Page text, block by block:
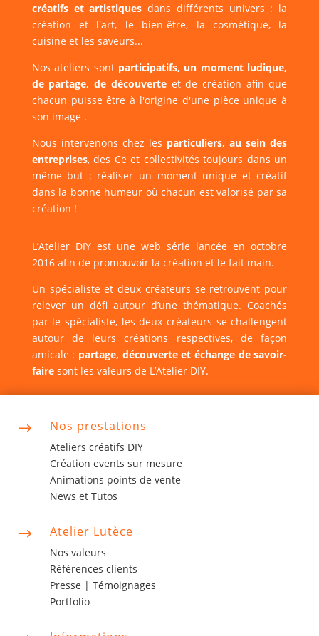
créatifs et artistiques dans différents univers : la
création et l'art, le bien-être, la cosmétique, la
cuisine et les saveurs...
Nos ateliers sont participatifs, un moment ludique,
de partage, de découverteet de création afin que
chacun puisse être à l'origine d'une pièce unique à
son image .
Nous intervenons chez les particuliers, au sein des
entreprises, des Ce et collectivités toujours dans un
même but : réaliser un moment unique et créatif
dans la bonne humeur où chacun est valorisé par sa
création !
L’Atelier DIY est une web série lancée en octobre
2016 afin de promouvoir la création et le fait main.
Un spécialiste et deux créateurs se retrouvent pour
relever un défi autour d’une thématique. Coachés
par le spécialiste, les deux créateurs se challengent
autour de leurs créations respectives, de façon
amicale : partage, découverte et échange de savoir-
fairesont les valeurs de L’Atelier DIY.
$ Nos prestations
Ateliers créatifs DIY
Création events sur mesure
Animations points de vente
News et Tutos
$ Atelier Lutèce
Nos valeurs
Références clients
Presse | Témoignages
Portfolio